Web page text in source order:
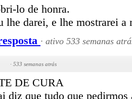
lo de honra.
lhe darei, e lhe mostrarei a
· ativo 533 semanas
· 533 semanas atrás
DE CURA
diz que tudo que pedirmos